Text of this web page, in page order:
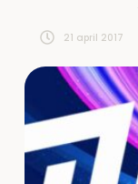
21 april 2017